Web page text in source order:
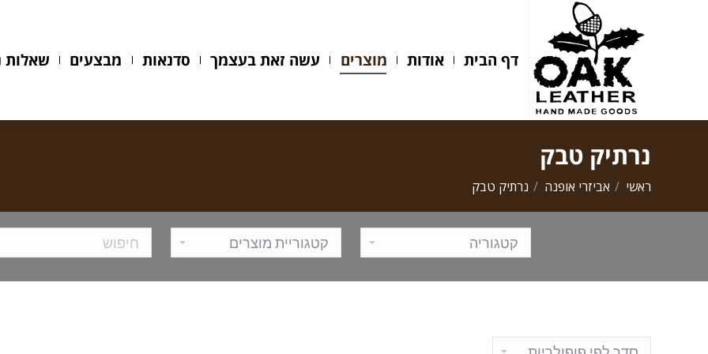
דף הבית אודות מוצרים עשה זאת בעצמך סדנאות מבצעים שאלות
נרתיק טבק
ראשי אביזרי אופנה נרתיק טבק